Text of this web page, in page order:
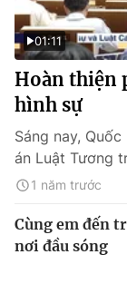
01:11
Hoàn thiện
hình sự
Sáng nay,
án Luật Tương
1 năm trước
Cùng em đến
nơi đầu sóng